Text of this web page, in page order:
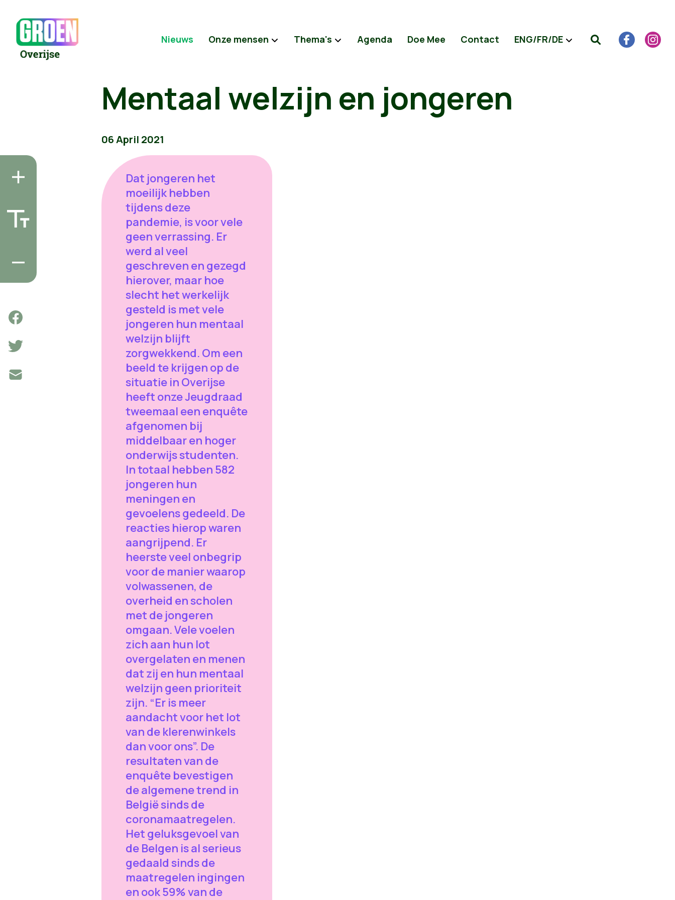
Nieuws Onze mensen Thema's Agenda Doe Mee Contact ENG/FR/DE
Mentaal welzijn en jongeren
06 April 2021
Dat jongeren het
moeilijk hebben
tijdens deze
pandemie, is voor vele
geen verrassing. Er
werd al veel
geschreven en gezegd
hierover, maar hoe
slecht het werkelijk
gesteld is met vele
jongeren hun mentaal
welzijn blijft
zorgwekkend. Om een
beeld te krijgen op de
situatie in Overijse
heeft onze Jeugdraad
tweemaal een enquête
afgenomen bij
middelbaar en hoger
onderwijs studenten.
In totaal hebben 582
jongeren hun
meningen en
gevoelens gedeeld. De
reacties hierop waren
aangrijpend. Er
heerste veel onbegrip
voor de manier waarop
volwassenen, de
overheid en scholen
met de jongeren
omgaan. Vele voelen
zich aan hun lot
overgelaten en menen
dat zij en hun mentaal
welzijn geen prioriteit
zijn. “Er is meer
aandacht voor het lot
van de klerenwinkels
dan voor ons”. De
resultaten van de
enquête bevestigen
de algemene trend in
België sinds de
coronamaatregelen.
Het geluksgevoel van
de Belgen is al serieus
gedaald sinds de
maatregelen ingingen
en ook 59% van de